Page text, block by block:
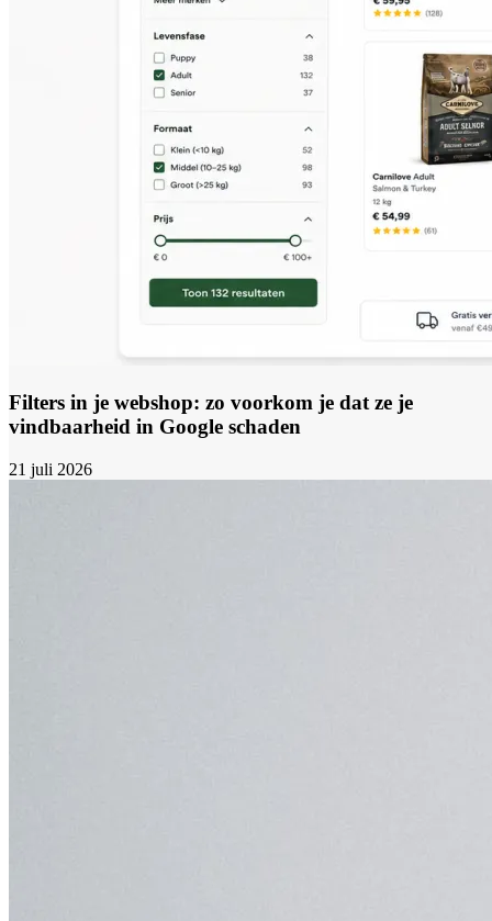
Filters in je webshop: zo voorkom je dat ze je
vindbaarheid in Google schaden
21 juli 2026